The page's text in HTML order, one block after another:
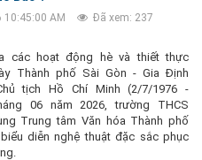
AM
Đã xem: 237
các hoạt động hè và thiết thực
Thành phố Sài Gòn - Gia Định
tịch Hồ Chí Minh (2/7/1976 -
06 năm 2026, trường THCS
Trung tâm Văn hóa Thành phố
diễn nghệ thuật đặc sắc phục